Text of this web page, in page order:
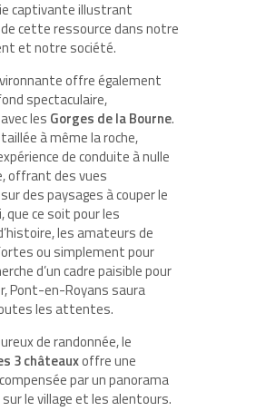
captivante illustrant
cette ressource dans notre
et notre société.
offre également
spectaculaire,
les Gorges de la Bourne.
à même la roche,
de conduite à nulle
offrant des vues
des paysages à couper le
que ce soit pour les
les amateurs de
ou simplement pour
d’un cadre paisible pour
Pont-en-Royans saura
les attentes.
de randonnée, le
3 châteauxoffre une
par un panorama
le village et les alentours.